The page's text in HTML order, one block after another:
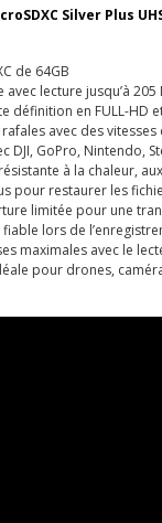
Silver Plus
de 64GB
lecture jusqu’à
définition en FULL-HD
avec des vitesses
DJI, GoPro, Nintendo,
à la chaleur,
pour restaurer les
limitée pour une
lors de
maximales avec le
pour drones,